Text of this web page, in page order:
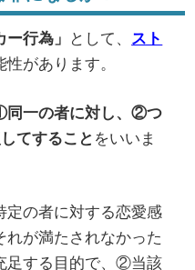
ー行為」 として、 スト
があります。
一の者に対し、②つ
てすること をいいま
の者に対する恋愛感
が満たされなかった
足する目的で、②当該